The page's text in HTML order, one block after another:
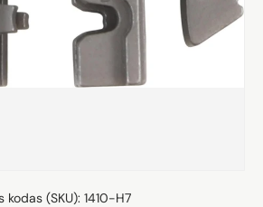
kodas (SKU): 1410-H7